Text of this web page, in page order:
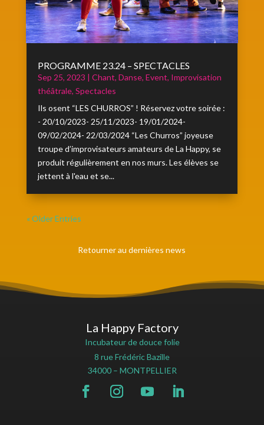
PROGRAMME 23.24 – SPECTACLES
Sep 25, 2023 | Chant, Danse, Event, Improvisation
théâtrale, Spectacles
Ils osent “LES CHURROS” ! Réservez votre soirée :
- 20/10/2023- 25/11/2023- 19/01/2024-
09/02/2024- 22/03/2024 “Les Churros” joyeuse
troupe d’improvisateurs amateurs de La Happy, se
produit régulièrement en nos murs. Les élèves se
jettent à l'eau et se...
« Older Entries
Retourner au dernières news
La Happy Factory
Incubateur de douce folie
8 rue Frédéric Bazille
34000 – MONTPELLIER